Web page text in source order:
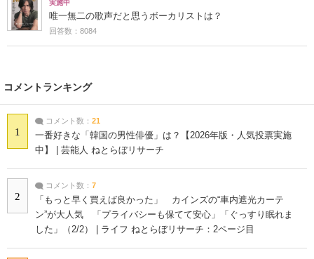
実施中
唯一無二の歌声だと思うボーカリストは？
回答数：8084
コメントランキング
1
コメント数： 21
一番好きな「韓国の男性俳優」は？【2026年版・人気投票実施
中】 | 芸能人 ねとらぼリサーチ
2
コメント数： 7
「もっと早く買えば良かった」 カインズの“車内遮光カーテ
ン”が大人気 「プライバシーも保てて安心」「ぐっすり眠れま
した」（2/2） | ライフ ねとらぼリサーチ：2ページ目